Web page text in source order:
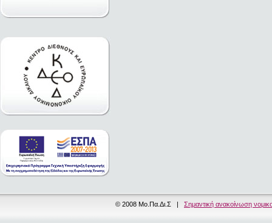
© 2008 Μο.Πα.Δι.Σ | Σημαντική ανακοίνωση